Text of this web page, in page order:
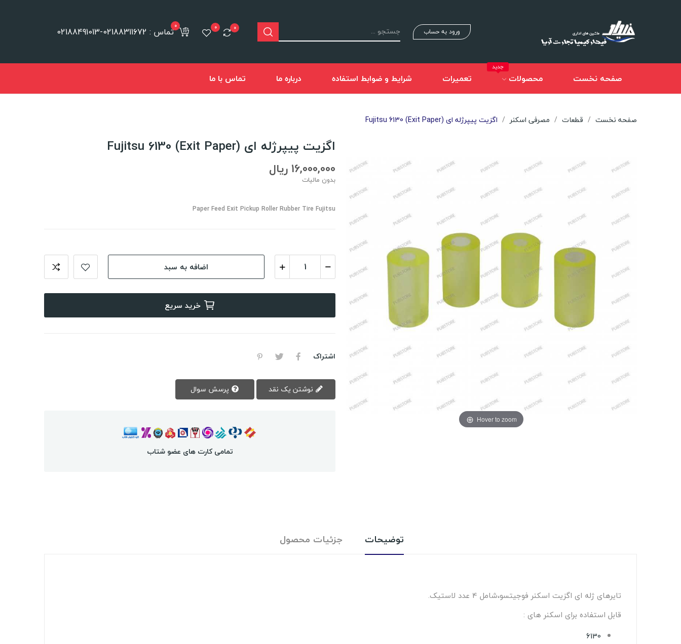
ورود به حساب 0
0 تماس : 02188311672-021884910130
صفحه نخست محصولات
جدید
تعمیرات شرایط و ضوابط استفاده درباره ما تماس با ما
صفحه نخست قطعات مصرفی اسکنر اگزیت پیپرژله ای (Exit Paper) Fujitsu 6130
Hover to zoom
اگزیت پیپرژله ای (Exit Paper) Fujitsu 6130
16,000,000 ریال
بدون مالیات
Paper Feed Exit Pickup Roller Rubber Tire Fujitsu
اضافه به سبد
خرید سریع
اشتراک
تمامی کارت های عضو شتاب
توضیحات جزئیات محصول
تایرهای ژله ای اگزیت اسکنر فوجیتسو،شامل 4 عدد لاستیک.
قابل استفاده برای اسکنر های :
6130